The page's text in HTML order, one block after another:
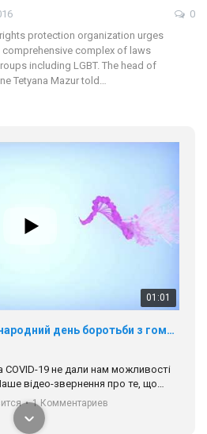
0
protection organization urges
complex of laws
including LGBT. The head of
Tetyana Mazur told…
01:01
17 травня IDAHO. Міжнародний день боротьби з гомофобією трансфобією і біфобія.
COVІD-19 не дали нам можливості
відео-звернення про те, що
та не можемо зустрінеться, ми
хто поділяє цінності рівності та
до нас. Регіональні підрозділи
• 1 Комментариев